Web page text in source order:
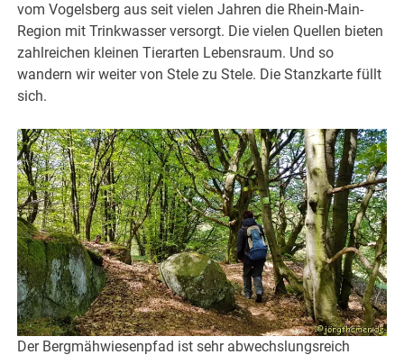
vom Vogelsberg aus seit vielen Jahren die Rhein-Main-
Region mit Trinkwasser versorgt. Die vielen Quellen bieten
zahlreichen kleinen Tierarten Lebensraum. Und so
wandern wir weiter von Stele zu Stele. Die Stanzkarte füllt
sich.
Der Bergmähwiesenpfad ist sehr abwechslungsreich